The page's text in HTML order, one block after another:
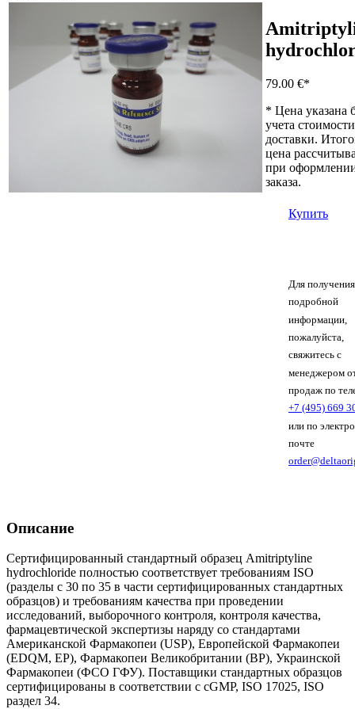
79.00 €*
* Цена указана
учета стоимости
доставки.
цена
при
заказа.
Купить
Для
подробной
информации,
пожалуйста,
свяжитесь с
менеджером
продаж по
+7 (495) 669
или по
почте
Описание
Сертифицированный стандартный образец Amitriptyline
hydrochloride полностью соответствует требованиям ISO
(разделы с 30 по 35 в части сертифицированных стандартных
образцов) и требованиям качества при проведении
исследований, выборочного контроля, контроля качества,
фармацевтической экспертизы наряду со стандартами
Американской Фармакопеи (USP), Европейской Фармакопеи
(EDQM, EP), Фармакопеи Великобритании (BP), Украинской
Фармакопеи (ФСО ГФУ). Поставщики стандартных образцов
сертифицированы в соответствии с cGMP, ISO 17025, ISO
раздел 34.